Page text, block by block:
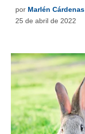
por Marlén Cárdenas
25 de abril de 2022